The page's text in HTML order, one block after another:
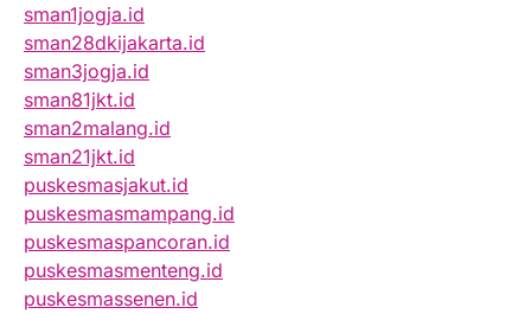
sman1jogja.id
sman28dkijakarta.id
sman3jogja.id
sman81jkt.id
sman2malang.id
sman21jkt.id
puskesmasjakut.id
puskesmasmampang.id
puskesmaspancoran.id
puskesmasmenteng.id
puskesmassenen.id